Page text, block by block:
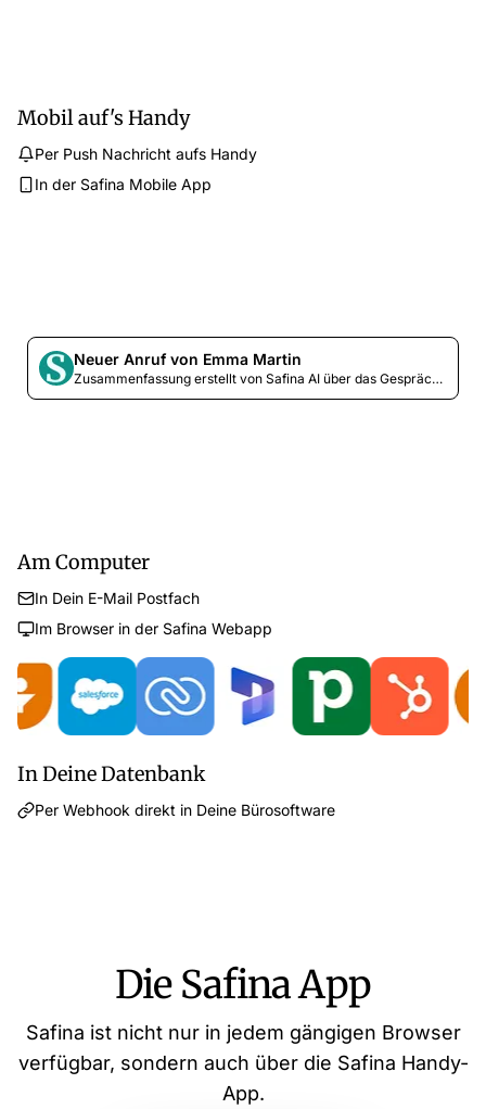
Mobil auf's Handy
Per Push Nachricht aufs Handy
In der Safina Mobile App
Neuer Anruf von Emma Martin
Zusammenfassung erstellt von Safina AI über das Gespräch...
Am Computer
In Dein E-Mail Postfach
Im Browser in der Safina Webapp
In Deine Datenbank
Per Webhook direkt in Deine Bürosoftware
Die Safina App
Safina ist nicht nur in jedem gängigen Browser
verfügbar, sondern auch über die Safina Handy-
App.